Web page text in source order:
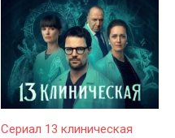
Сериал 13 клиническая